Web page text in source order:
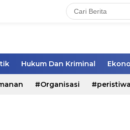
Hukum Dan Kriminal
#Organisasi #peristiwa